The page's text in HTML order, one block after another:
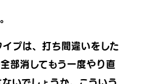
プは、打ち間違いをした
部消してもう一度やり直